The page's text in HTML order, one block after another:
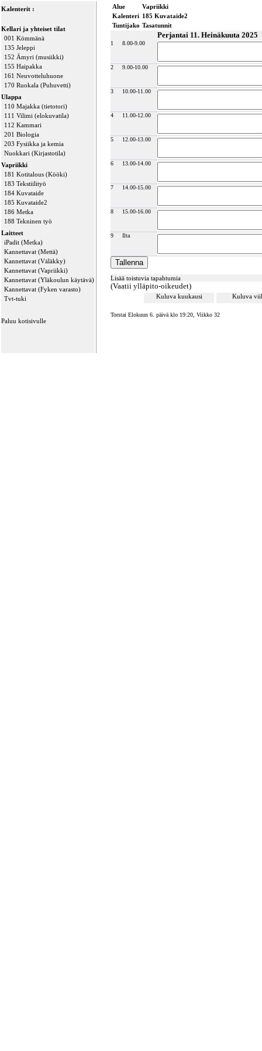
Kalenterit :
Kellari ja yhteiset tilat
001 Kömmänä
135 Jeleppi
152 Ämyri (musiikki)
155 Haipakka
161 Neuvotteluhuone
170 Ruokala (Puhuvetti)
Ulappa
110 Majakka (tietotori)
111 Vilimi (elokuvatila)
112 Kammari
201 Biologia
203 Fysiikka ja kemia
Nuokkari (Kirjastotila)
Vapriikki
181 Kotitalous (Kööki)
183 Tekstiilityö
184 Kuvataide
185 Kuvataide2
186 Metka
188 Tekninen työ
Laitteet
iPadit (Metka)
Kannettavat (Mettä)
Kannettavat (Väläkky)
Kannettavat (Vapriikki)
Kannettavat (Yläkoulun käytävä)
Kannettavat (Fyken varasto)
Tvt-tuki
Paluu kotisivulle
Alue
Vapriikki
Kalenteri 185 Kuvataide2
Tuntijako Tasatunnit
Perjantai 11. Heinäkuuta 2025
1 8.00-9.00
2 9.00-10.00
3 10.00-11.00
4 11.00-12.00
5 12.00-13.00
6 13.00-14.00
7 14.00-15.00
8 15.00-16.00
9 Ilta
Lisää toistuvia tapahtumia
(Vaatii ylläpito-oikeudet)
Kuluva kuukausi Kuluva
Torstai Elokuun 6. päivä klo 19:20, Viikko 32